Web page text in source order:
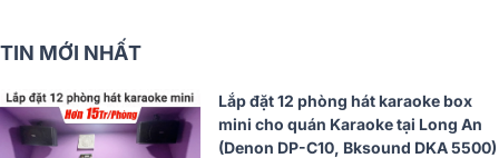
TIN MỚI NHẤT
Lắp đặt 12 phòng hát karaoke box
mini cho quán Karaoke tại Long An
(Denon DP-C10, Bksound DKA 5500)